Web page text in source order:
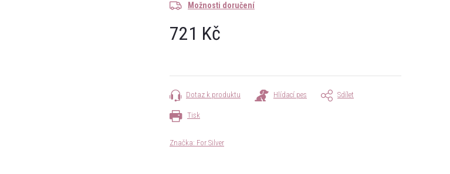
Možnosti doručení
721 Kč
Tisk
Dotaz k produktu Hlídací pes Sdílet
Značka: For Silver